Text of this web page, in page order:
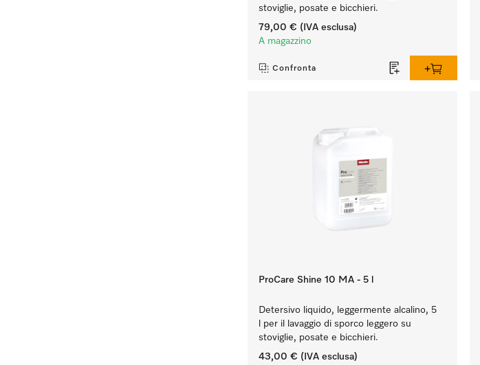
stoviglie, posate e bicchieri.
79,00 € (IVA esclusa)
A magazzino
Confronta
ProCare Shine 10 MA - 5 l
Detersivo liquido, leggermente alcalino, 5
l per il lavaggio di sporco leggero su
stoviglie, posate e bicchieri.
43,00 € (IVA esclusa)